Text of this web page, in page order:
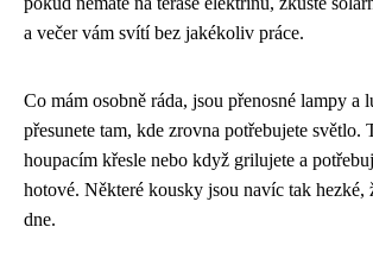
a večer vám svítí bez jakékoliv práce.
Co mám osobně ráda, jsou přenosné lampy a
přesunete tam, kde zrovna potřebujete světlo.
houpacím křesle nebo když grilujete a
hotové. Některé kousky jsou navíc tak hezké,
dne.